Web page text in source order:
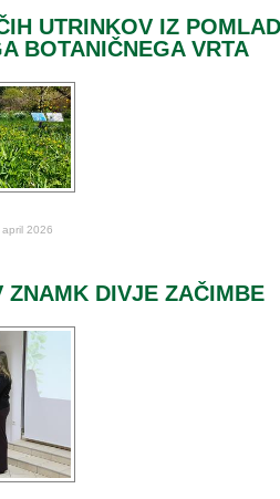
UTRINKOV IZ
BOTANIČNEGA VRTA
2026
ZNAMK DIVJE ZAČIMBE